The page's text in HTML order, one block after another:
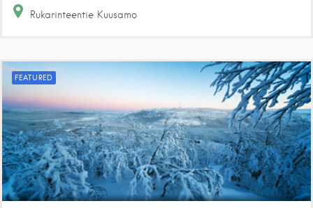
Rukarinteentie Kuusamo
FEATURED